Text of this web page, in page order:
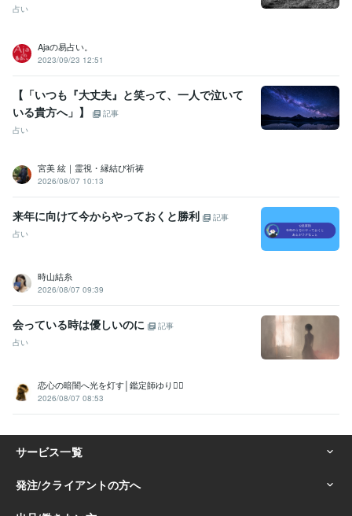
占い
Ajaの易占い。
2023/09/23 12:51
【「いつも『大丈夫』と笑って、一人で泣いて
いる貴方へ」】
記事
占い
宮美 絃｜霊視・縁結び祈祷
2026/08/07 10:13
来年に向けて今からやっておくと勝利
記事
占い
時山結糸
2026/08/07 09:39
会っている時は優しいのに
記事
占い
恋心の暗闇へ光を灯す│鑑定師ゆり❁⃘
2026/08/07 08:53